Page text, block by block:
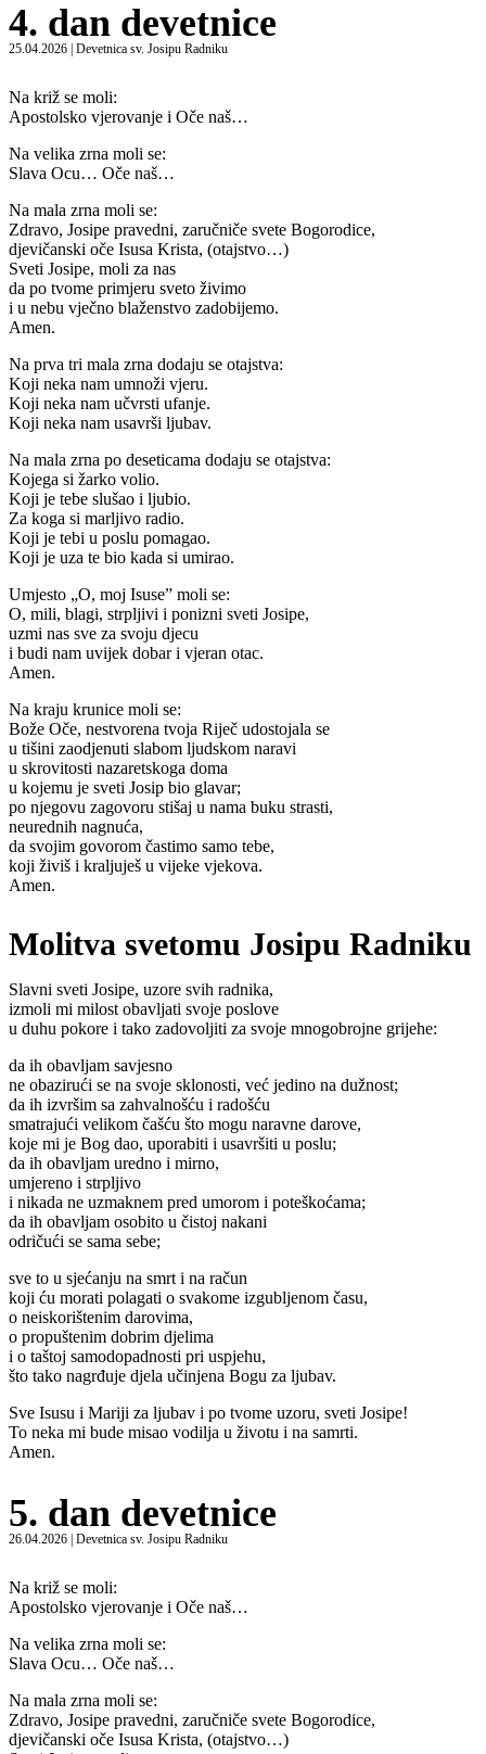
4. dan devetnice
25.04.2026 | Devetnica sv. Josipu Radniku
Na križ se moli:
Apostolsko vjerovanje i Oče naš…
Na velika zrna moli se:
Slava Ocu… Oče naš…
Na mala zrna moli se:
Zdravo, Josipe pravedni, zaručniče svete Bogorodice,
djevičanski oče Isusa Krista, (otajstvo…)
Sveti Josipe, moli za nas
da po tvome primjeru sveto živimo
i u nebu vječno blaženstvo zadobijemo.
Amen.
Na prva tri mala zrna dodaju se otajstva:
Koji neka nam umnoži vjeru.
Koji neka nam učvrsti ufanje.
Koji neka nam usavrši ljubav.
Na mala zrna po deseticama dodaju se otajstva:
Kojega si žarko volio.
Koji je tebe slušao i ljubio.
Za koga si marljivo radio.
Koji je tebi u poslu pomagao.
Koji je uza te bio kada si umirao.
Umjesto „O, moj Isuse” moli se:
O, mili, blagi, strpljivi i ponizni sveti Josipe,
uzmi nas sve za svoju djecu
i budi nam uvijek dobar i vjeran otac.
Amen.
Na kraju krunice moli se:
Bože Oče, nestvorena tvoja Riječ udostojala se
u tišini zaodjenuti slabom ljudskom naravi
u skrovitosti nazaretskoga doma
u kojemu je sveti Josip bio glavar;
po njegovu zagovoru stišaj u nama buku strasti,
neurednih nagnuća,
da svojim govorom častimo samo tebe,
koji živiš i kraljuješ u vijeke vjekova.
Amen.
Molitva svetomu Josipu Radniku
Slavni sveti Josipe, uzore svih radnika,
izmoli mi milost obavljati svoje poslove
u duhu pokore i tako zadovoljiti za svoje mnogobrojne grijehe:
da ih obavljam savjesno
ne obazirući se na svoje sklonosti, već jedino na dužnost;
da ih izvršim sa zahvalnošću i radošću
smatrajući velikom čašću što mogu naravne darove,
koje mi je Bog dao, uporabiti i usavršiti u poslu;
da ih obavljam uredno i mirno,
umjereno i strpljivo
i nikada ne uzmaknem pred umorom i poteškoćama;
da ih obavljam osobito u čistoj nakani
odričući se sama sebe;
sve to u sjećanju na smrt i na račun
koji ću morati polagati o svakome izgubljenom času,
o neiskorištenim darovima,
o propuštenim dobrim djelima
i o taštoj samodopadnosti pri uspjehu,
što tako nagrđuje djela učinjena Bogu za ljubav.
Sve Isusu i Mariji za ljubav i po tvome uzoru, sveti Josipe!
To neka mi bude misao vodilja u životu i na samrti.
Amen.
5. dan devetnice
26.04.2026 | Devetnica sv. Josipu Radniku
Na križ se moli:
Apostolsko vjerovanje i Oče naš…
Na velika zrna moli se:
Slava Ocu… Oče naš…
Na mala zrna moli se:
Zdravo, Josipe pravedni, zaručniče svete Bogorodice,
djevičanski oče Isusa Krista, (otajstvo…)